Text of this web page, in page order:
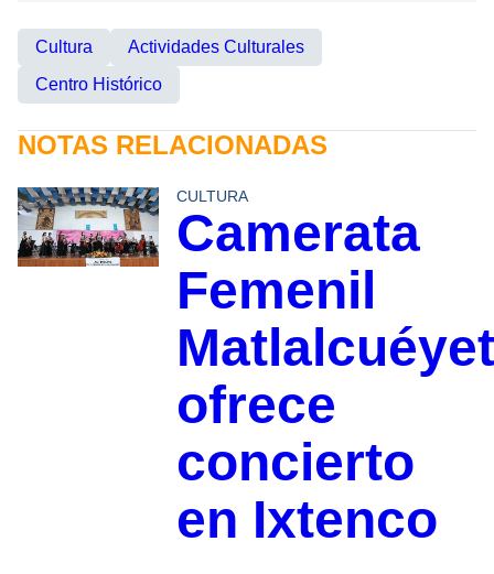
Cultura
Actividades Culturales
Centro Histórico
NOTAS RELACIONADAS
CULTURA
Camerata
Femenil
ofrece
concierto
en Ixtenco